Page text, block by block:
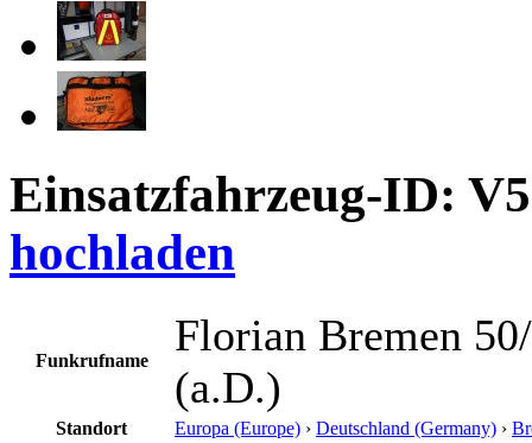
Einsatzfahrzeug-ID:
hochladen
Funkrufname
Florian Bremen
(a.D.)
Standort Europa (Europe) › Deutschland (Germany) ›